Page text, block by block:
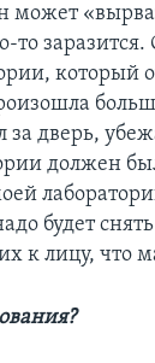
может
то заразится.
который
за дверь,
должен
будет
к лицу, что